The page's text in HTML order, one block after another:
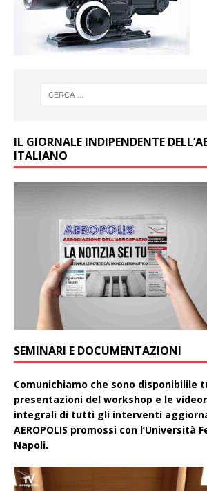
IL GIORNALE INDIPENDENTE
ITALIANO
SEMINARI E DOCUMENTAZIONI
Comunichiamo che sono disponibilile
presentazioni del workshop e le
integrali di tutti gli interventi
AEROPOLIS promossi con l’Università
Napoli.